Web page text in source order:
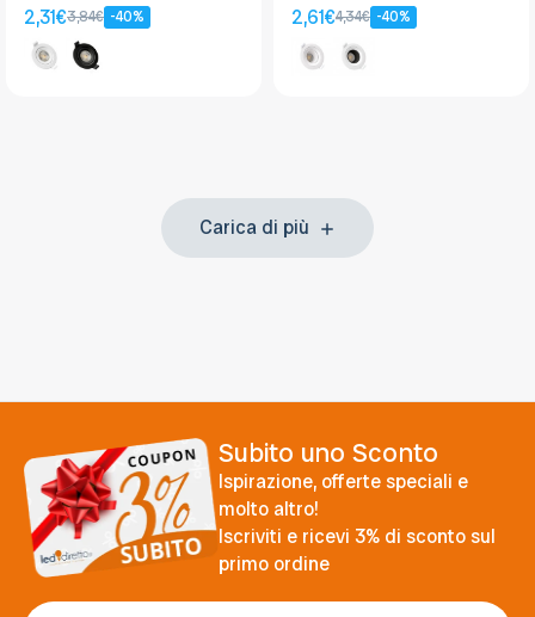
2,31€3,84€ -40%
2,61€4,34€ -40%
Carica di più
Subito uno Sconto
Ispirazione, offerte speciali e
molto altro!
Iscriviti e ricevi 3% di sconto sul
primo ordine